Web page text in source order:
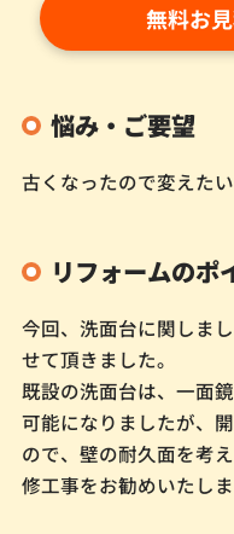
無料お
悩み・ご要望
古くなったので変えたい
リフォームのポ
今回、洗面台に関しま
せて頂きました。
既設の洗面台は、一面
可能になりましたが、
ので、壁の耐久面を考
修工事をお勧めいたしま